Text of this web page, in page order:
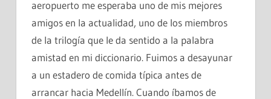
aeropuerto me esperaba uno de mis mejores
amigos en la actualidad, uno de los miembros
de la trilogía que le da sentido a la palabra
amistad en mi diccionario. Fuimos a desayunar
a un estadero de comida típica antes de
arrancar hacia Medellín. Cuando íbamos de